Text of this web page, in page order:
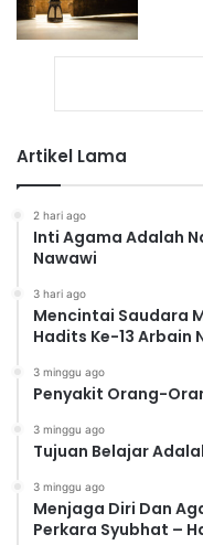
Artikel Lama
2 hari ago
Inti Agama Adalah
Nawawi
3 hari ago
Mencintai Saudara
Hadits Ke-13 Arbain
3 minggu ago
Penyakit Orang-
3 minggu ago
Tujuan Belajar
3 minggu ago
Menjaga Diri Dan
Perkara Syubhat –